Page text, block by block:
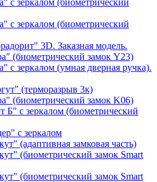
с зеркалом (биометрический
3D. Заказная модель.
(биометрический замок Y23)
с зеркалом (умная дверная ручка).
(терморазрыв 3к)
(биометрический замок K06)
Б" с зеркалом (биометрический
с зеркалом
(адаптивная замковая часть)
(биометрический замок Smart
(биометрический замок Smart